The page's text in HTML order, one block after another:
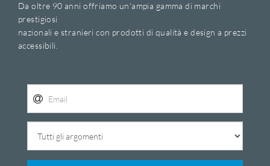
Da oltre 90 anni offriamo un'ampia gamma di marchi
prestigiosi
nazionali e stranieri con prodotti di qualità e design a prezzi
accessibili.